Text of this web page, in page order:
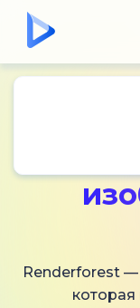
Renderforest